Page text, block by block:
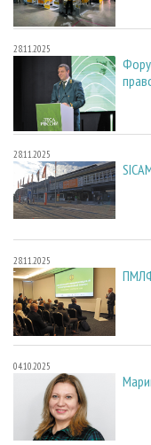
28.11.2025
28.11.2025
28.11.2025
04.10.2025